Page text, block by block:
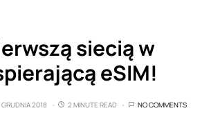
siecią w
eSIM!
GRUDNIA 2018 2 MINUTE READ NO COMMENTS